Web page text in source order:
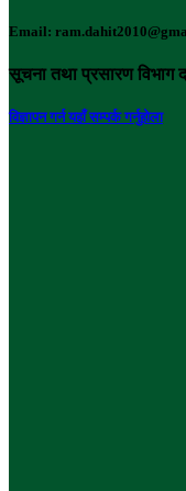
Email:
सूचना तथा प्रसारण विभाग
विज्ञापन गर्न यहाँ सम्पर्क गर्नुहोला